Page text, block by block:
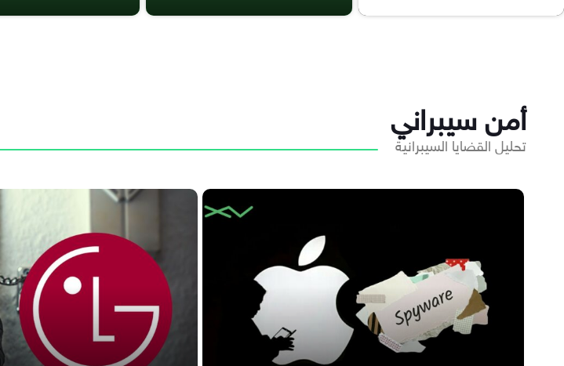
أمن سيبراني
تحليل القضايا السيبرانية